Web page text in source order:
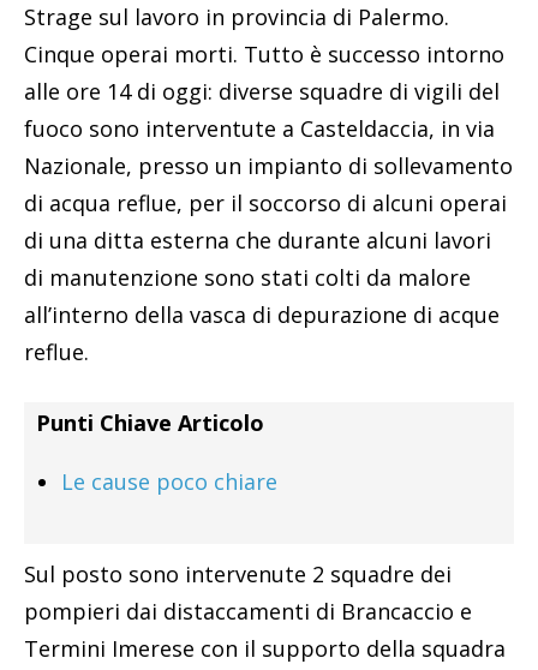
Strage sul lavoro in provincia di Palermo.
Cinque operai morti. Tutto è successo intorno
alle ore 14 di oggi: diverse squadre di vigili del
fuoco sono interventute a Casteldaccia, in via
Nazionale, presso un impianto di sollevamento
di acqua reflue, per il soccorso di alcuni operai
di una ditta esterna che durante alcuni lavori
di manutenzione sono stati colti da malore
all’interno della vasca di depurazione di acque
reflue.
Punti Chiave Articolo
Le cause poco chiare
Sul posto sono intervenute 2 squadre dei
pompieri dai distaccamenti di Brancaccio e
Termini Imerese con il supporto della squadra